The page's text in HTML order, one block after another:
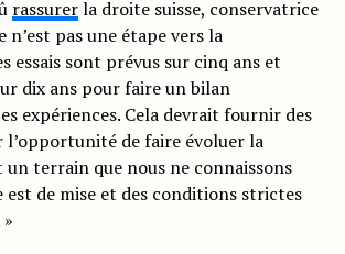
rassurerla droite suisse, conservatrice
n’est pas une étape vers la
essais sont prévus sur cinq ans et
dix ans pour faire un bilan
expériences. Cela devrait fournir des
l’opportunité de faire évoluer la
un terrain que nous ne connaissons
est de mise et des conditions strictes